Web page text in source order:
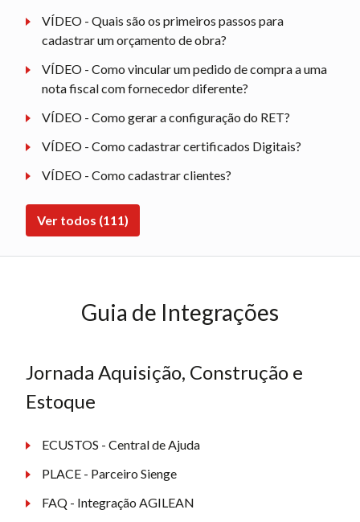
VÍDEO - Quais são os primeiros passos para
cadastrar um orçamento de obra?
VÍDEO - Como vincular um pedido de compra a uma
nota fiscal com fornecedor diferente?
VÍDEO - Como gerar a configuração do RET?
VÍDEO - Como cadastrar certificados Digitais?
VÍDEO - Como cadastrar clientes?
Ver todos (111)
Guia de Integrações
Jornada Aquisição, Construção e
Estoque
ECUSTOS - Central de Ajuda
PLACE - Parceiro Sienge
FAQ - Integração AGILEAN